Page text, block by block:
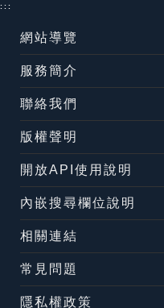
:::
網站導覽
服務簡介
聯絡我們
版權聲明
開放API使用說明
內嵌搜尋欄位說明
相關連結
常見問題
隱私權政策